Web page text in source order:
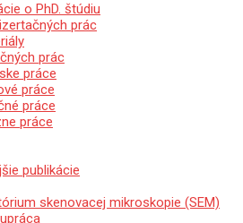
o PhD. štúdiu
prác
prác
práce
práce
práce
práce
publikácie
skenovacej mikroskopie (SEM)